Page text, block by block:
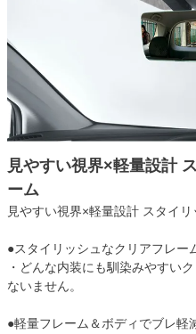
見やすい視界×軽量設計
ーム
見やすい視界×軽量設計 スタイ
●スタイリッシュなクリアフレー
・どんな内装にも馴染みやすい
ないません。
●軽量フレーム＆ボディでブレ軽